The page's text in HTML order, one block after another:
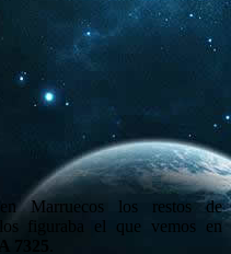
Marruecos los restos de
figuraba el que vemos en